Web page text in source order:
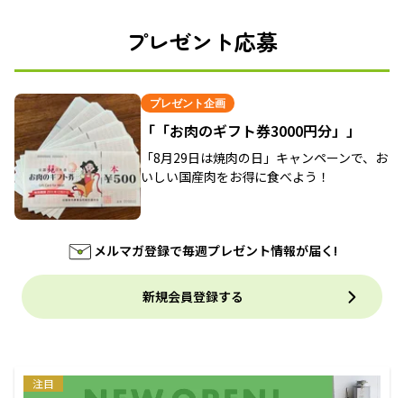
プレゼント応募
プレゼント企画
「「お肉のギフト券3000円分」」
「8月29日は焼肉の日」キャンペーンで、お
いしい国産肉をお得に食べよう！
メルマガ登録で毎週プレゼント情報が届く!
新規会員登録する
注目